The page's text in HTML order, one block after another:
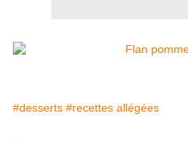
#desserts #recettes allégées